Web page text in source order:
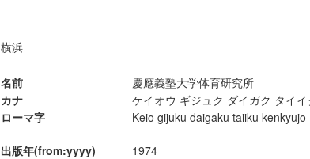
横浜
名前
慶應義塾大学体育研究所
カナ
ケイオウ ギジュク ダイガク タイ
ローマ字
Keio gijuku daigaku taiiku
出版年(from:yyyy)
1974